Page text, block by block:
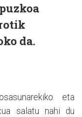
da.
eta
salatu nahi du